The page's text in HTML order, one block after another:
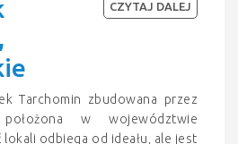
Tarchomin zbudowana przez
w województwie
odbiega od ideału, ale jest
CZYTAJ DALEJ